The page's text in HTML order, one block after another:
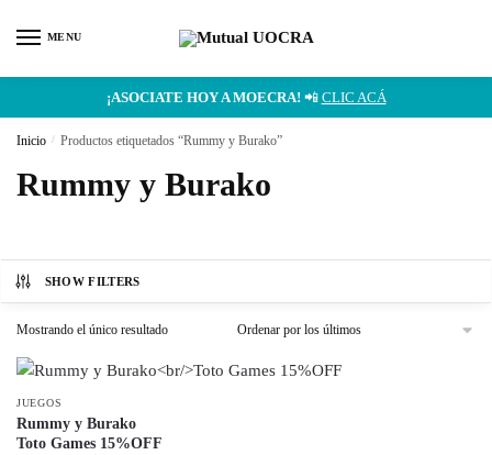
MENU
¡ASOCIATE HOY A MOECRA! 📲 CLIC ACÁ
Inicio / Productos etiquetados “Rummy y Burako”
Rummy y Burako
SHOW FILTERS
Mostrando el único resultado
JUEGOS
Rummy y Burako
Toto Games 15%OFF